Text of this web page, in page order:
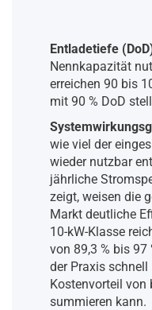
Entladetiefe
Nennkapazität
erreichen 90 bis
mit 90 % DoD
wie viel der
wieder nutzbar
jährliche
zeigt, weisen die
Markt deutliche
10-kW-Klasse
von 89,3 % bis 97
der Praxis
Kostenvorteil von
summieren kann.